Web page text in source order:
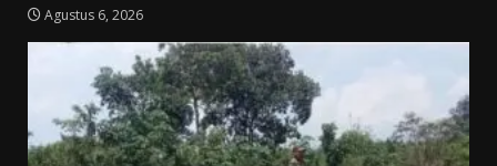
Agustus 6, 2026